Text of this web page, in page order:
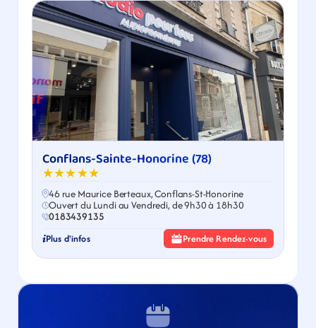
Conflans-Sainte-Honorine (78)
★★★★★
46 rue Maurice Berteaux, Conflans-St-Honorine
Ouvert du Lundi au Vendredi, de 9h30 à 18h30
0183439135
Plus d'infos Prendre Rendez-vous